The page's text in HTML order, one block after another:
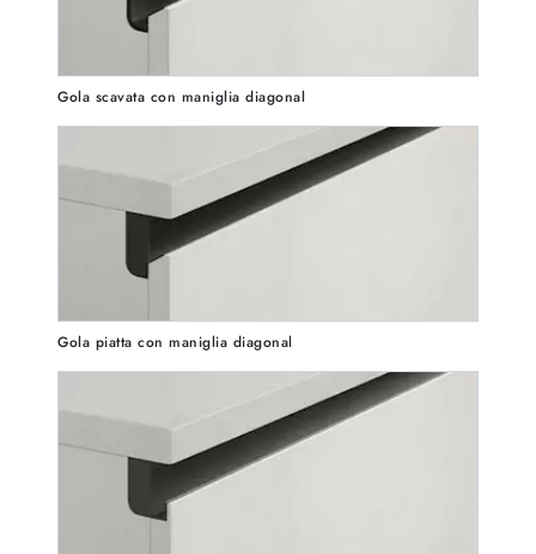
Gola scavata con maniglia diagonal
Gola piatta con maniglia diagonal